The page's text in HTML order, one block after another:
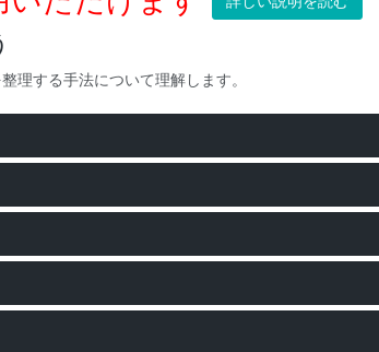
理する手法について理解します。